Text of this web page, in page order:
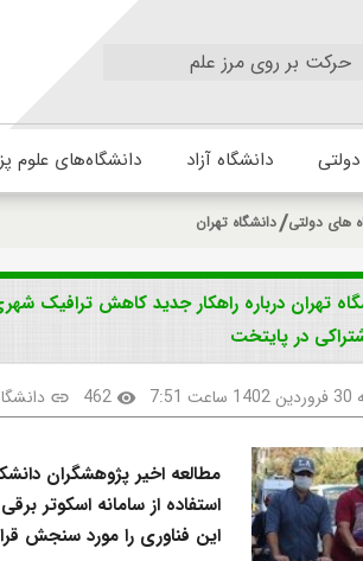
حرکت بر روی مرز علم
دانشگاه آزاد دانشگاه‌های علوم
های دولتی دانشگاه تهران
تهران درباره راهکار جدید کاهش ترافیک
در پایتخت
visibility
462
link
مطالعه اخیر پژوهشگران
استفاده از سامانه اسکوتر
این فناوری را مورد سنجش